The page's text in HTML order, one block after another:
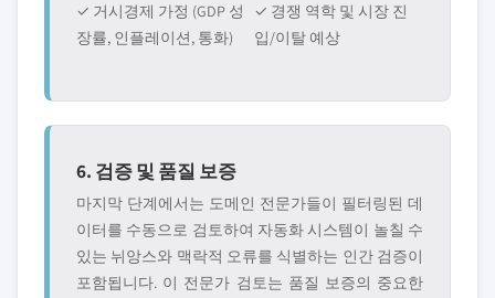
✓ 거시경제 가정 (GDP 성
장률, 인플레이션, 통화)
✓ 경쟁 역학 및 시장 진
입/이탈 예상
6. 검증 및 품질 보증
마지막 단계에서는 도메인 전문가들이 필터링된 데
이터를 수동으로 검토하여 자동화 시스템이 놀칠 수
있는 뉘앙스와 맥락적 오류를 식별하는 인간 검증이
포함됩니다. 이 전문가 검토는 품질 보증의 중요한